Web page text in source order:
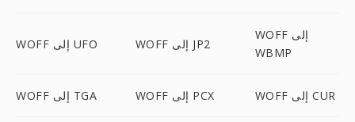
WOFF إلى UFO WOFF إلى JP2
WOFF إلى
WBMP
WOFF إلى TGA WOFF إلى PCX WOFF إلى CUR